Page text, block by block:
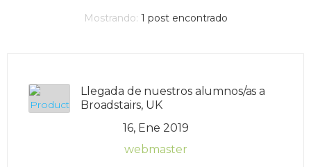
Mostrando: 1 post encontrado
Llegada de nuestros alumnos/as a
Broadstairs, UK
16, Ene 2019
webmaster